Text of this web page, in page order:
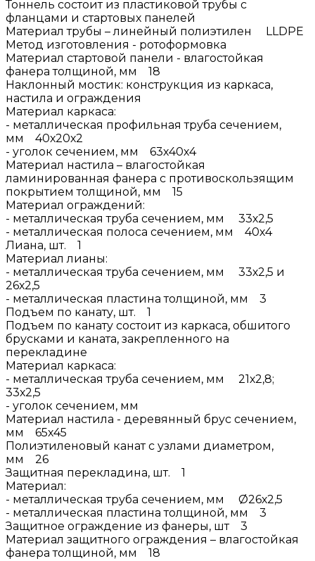
Тоннель состоит из пластиковой трубы с
фланцами и стартовых панелей
Материал трубы – линейный полиэтилен LLDPE
Метод изготовления - ротоформовка
Материал стартовой панели - влагостойкая
фанера толщиной, мм 18
Наклонный мостик: конструкция из каркаса,
настила и ограждения
Материал каркаса:
- металлическая профильная труба сечением,
мм 40х20х2
- уголок сечением, мм 63х40х4
Материал настила – влагостойкая
ламинированная фанера с противоскользящим
покрытием толщиной, мм 15
Материал ограждений:
- металлическая труба сечением, мм 33х2,5
- металлическая полоса сечением, мм 40х4
Лиана, шт. 1
Материал лианы:
- металлическая труба сечением, мм 33х2,5 и
26х2,5
- металлическая пластина толщиной, мм 3
Подъем по канату, шт. 1
Подъем по канату состоит из каркаса, обшитого
брусками и каната, закрепленного на
перекладине
Материал каркаса:
- металлическая труба сечением, мм 21х2,8;
33х2,5
- уголок сечением, мм
Материал настила - деревянный брус сечением,
мм 65х45
Полиэтиленовый канат с узлами диаметром,
мм 26
Защитная перекладина, шт. 1
Материал:
- металлическая труба сечением, мм Ø26х2,5
- металлическая пластина толщиной, мм 3
Защитное ограждение из фанеры, шт 3
Материал защитного ограждения – влагостойкая
фанера толщиной, мм 18